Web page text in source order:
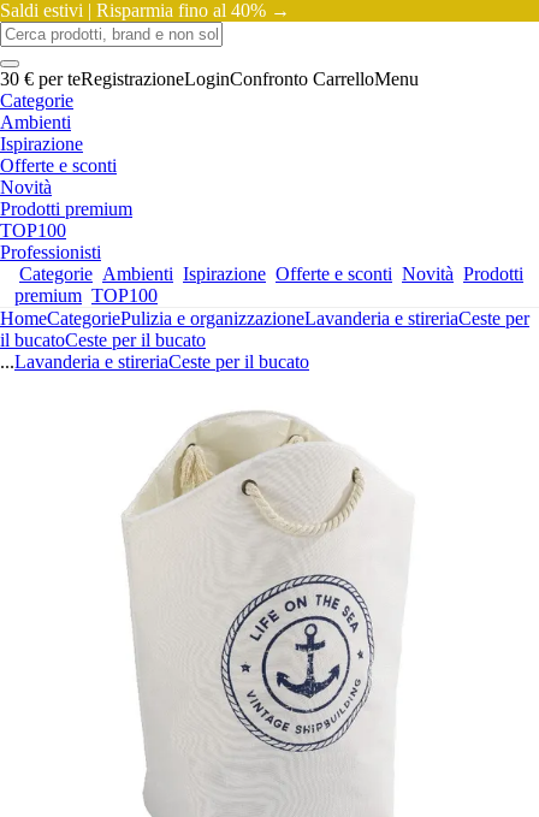
Saldi estivi | Risparmia fino al 40% →
30 € per teRegistrazioneLoginConfronto CarrelloMenu
Categorie
Ambienti
Ispirazione
Offerte e sconti
Novità
Prodotti premium
TOP100
Professionisti
Categorie Ambienti Ispirazione Offerte e sconti Novità Prodotti
premium TOP100
HomeCategoriePulizia e organizzazioneLavanderia e stireriaCeste per
il bucatoCeste per il bucato
...Lavanderia e stireriaCeste per il bucato